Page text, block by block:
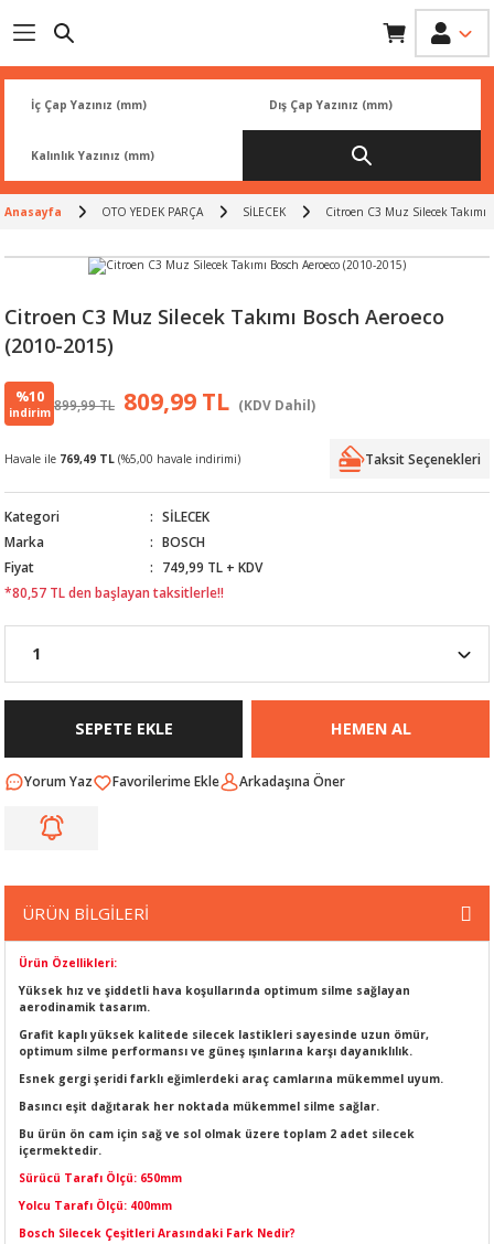
ÜRÜNLERİ
ÜRÜNLERİ
Anasayfa OTO YEDEK PARÇA SİLECEK Citroen C3 Muz Silecek Takımı
Citroen C3 Muz Silecek Takımı Bosch Aeroeco
(2010-2015)
%10
indirim 899,99 TL 809,99 TL (KDV Dahil)
Havale ile 769,49 TL (%5,00 havale indirimi) Taksit Seçenekleri
Kategori
SİLECEK
Marka
BOSCH
Fiyat
749,99 TL + KDV
*80,57 TL den başlayan taksitlerle!!
SEPETE EKLE HEMEN AL
Yorum Yaz Arkadaşına Öner
ÜRÜN BİLGİLERİ
Ürün Özellikleri:
Yüksek hız ve şiddetli hava koşullarında optimum silme sağlayan
aerodinamik tasarım.
Grafit kaplı yüksek kalitede silecek lastikleri sayesinde uzun ömür,
optimum silme performansı ve güneş ışınlarına karşı dayanıklılık.
Esnek gergi şeridi farklı eğimlerdeki araç camlarına mükemmel uyum.
Basıncı eşit dağıtarak her noktada mükemmel silme sağlar.
Bu ürün ön cam için sağ ve sol olmak üzere toplam 2 adet silecek
içermektedir.
Sürücü Tarafı Ölçü: 650mm
Yolcu Tarafı Ölçü: 400mm
Bosch Silecek Çeşitleri Arasındaki Fark Nedir?